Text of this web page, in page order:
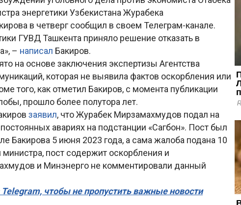
энергетики Узбекистана Журабека
в четверг сообщил в своем Телеграм-канале.
ГУВД Ташкента приняло решение отказать в
– написал Бакиров.
на основе заключения экспертизы Агентства
которая не выявила фактов оскорбления или
того, как отметил Бакиров, с момента публикации
прошло более полутора лет.
заявил, что Журабек Мирзамахмудов подал на
авариях на подстанции «Сагбон». Пост был
Бакирова 5 июня 2023 года, а сама жалоба подана 10
пост содержит оскорбления и
и Минэнерго не комментировали данный
чтобы не пропустить важные новости